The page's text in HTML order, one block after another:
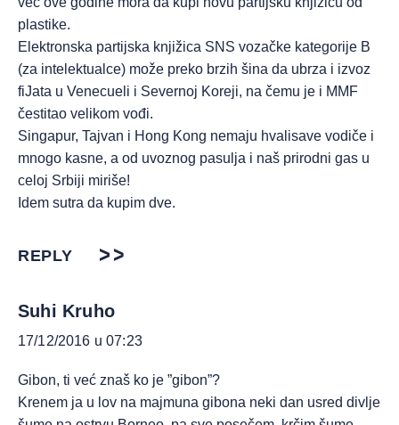
plastike.
Elektronska partijska knjižica SNS vozačke kategorije B
(za intelektualce) može preko brzih šina da ubrza i izvoz
fiJata u Venecueli i Severnoj Koreji, na čemu je i MMF
čestitao velikom vođi.
Singapur, Tajvan i Hong Kong nemaju hvalisave vodiče i
mnogo kasne, a od uvoznog pasulja i naš prirodni gas u
celoj Srbiji miriše!
Idem sutra da kupim dve.
REPLY
Suhi Kruho
17/12/2016 u 07:23
Gibon, ti već znaš ko je ”gibon”?
Krenem ja u lov na majmuna gibona neki dan usred divlje